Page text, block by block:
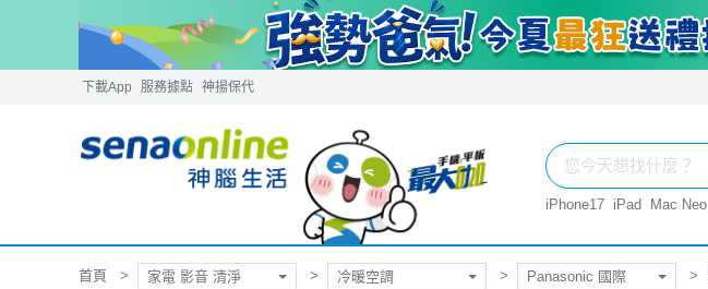
下載App 服務據點 神揚保代
iPhone17 iPad Mac Neo
首頁 家電 影音 清淨 冷暖空調 Panasonic 國際